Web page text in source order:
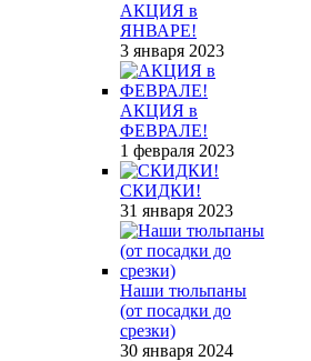
АКЦИЯ в
ЯНВАРЕ!
3 января 2023
АКЦИЯ в
ФЕВРАЛЕ!
1 февраля 2023
СКИДКИ!
31 января 2023
Наши тюльпаны
(от посадки до
срезки)
30 января 2024